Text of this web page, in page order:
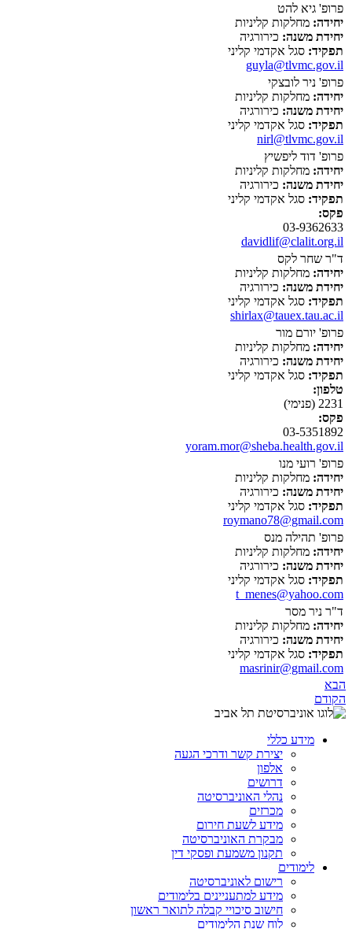
פרופ' גיא להט
יחידה: מחלקות קליניות
יחידת משנה: כירורגיה
תפקיד: סגל אקדמי קליני
guyla@tlvmc.gov.il
פרופ' ניר לובצקי
יחידה: מחלקות קליניות
יחידת משנה: כירורגיה
תפקיד: סגל אקדמי קליני
nirl@tlvmc.gov.il
פרופ' דוד ליפשיץ
יחידה: מחלקות קליניות
יחידת משנה: כירורגיה
תפקיד: סגל אקדמי קליני
פקס:
03-9362633
davidlif@clalit.org.il
ד"ר שחר לקס
יחידה: מחלקות קליניות
יחידת משנה: כירורגיה
תפקיד: סגל אקדמי קליני
shirlax@tauex.tau.ac.il
פרופ' יורם מור
יחידה: מחלקות קליניות
יחידת משנה: כירורגיה
תפקיד: סגל אקדמי קליני
טלפון:
2231 (פנימי)
פקס:
03-5351892
yoram.mor@sheba.health.gov.il
פרופ' רועי מנו
יחידה: מחלקות קליניות
יחידת משנה: כירורגיה
תפקיד: סגל אקדמי קליני
roymano78@gmail.com
פרופ' תהילה מנס
יחידה: מחלקות קליניות
יחידת משנה: כירורגיה
תפקיד: סגל אקדמי קליני
t_menes@yahoo.com
ד"ר ניר מסר
יחידה: מחלקות קליניות
יחידת משנה: כירורגיה
תפקיד: סגל אקדמי קליני
masrinir@gmail.com
הבא
הקודם
מידע כללי
יצירת קשר ודרכי הגעה
אלפון
דרושים
נהלי האוניברסיטה
מכרזים
מידע לשעת חירום
מבקרת האוניברסיטה
תקנון משמעת ופסקי דין
לימודים
רישום לאוניברסיטה
מידע למתעניינים בלימודים
חישוב סיכויי קבלה לתואר ראשון
לוח שנת הלימודים